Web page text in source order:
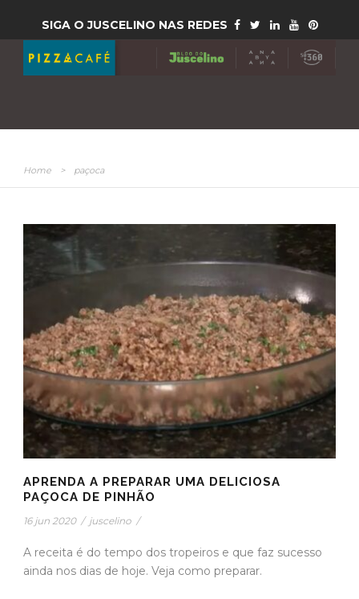
SIGA O JUSCELINO NAS REDES
Home > paçoca
APRENDA A PREPARAR UMA DELICIOSA
PAÇOCA DE PINHÃO
16 jun 2020 / juscelino /
A receita é do tempo dos tropeiros e que faz sucesso
ainda nos dias de hoje. Veja como preparar.